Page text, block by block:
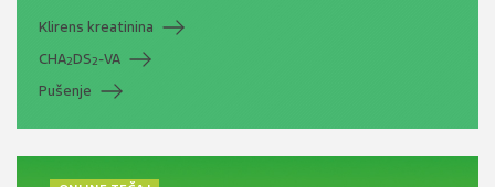
Klirens kreatinina
CHA2DS2-VA
Pušenje